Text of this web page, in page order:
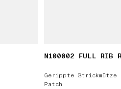
N100002 FULL RIB
Gerippte Strickmütze
Patch